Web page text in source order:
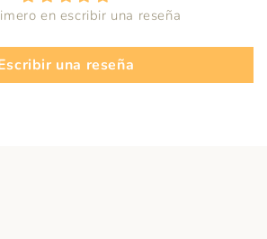
en escribir una reseña
una reseña